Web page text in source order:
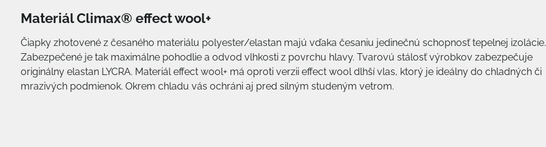
Materiál Climax® effect wool+
Čiapky zhotovené z česaného materiálu polyester/elastan majú vďaka česaniu jedinečnú schopnosť tepelnej izolácie.
Zabezpečené je tak maximálne pohodlie a odvod vlhkosti z povrchu hlavy. Tvarovú stálosť výrobkov zabezpečuje
originálny elastan LYCRA. Materiál effect wool+ má oproti verzii effect wool dlhší vlas, ktorý je ideálny do chladných či
mrazivých podmienok. Okrem chladu vás ochráni aj pred silným studeným vetrom.